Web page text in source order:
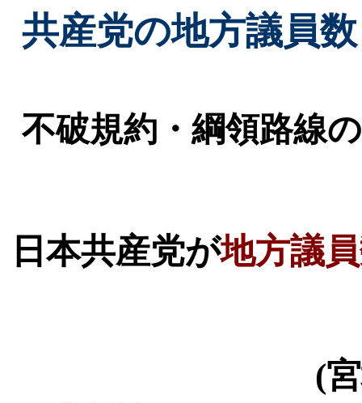
共産党の地方議員
不破規約・綱領路線の
日本共産党が地方議
(